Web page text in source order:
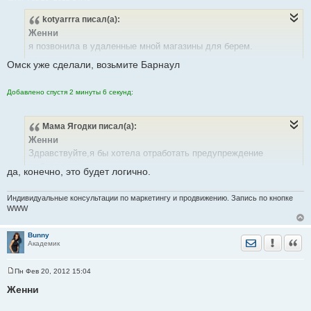
е
kotyarrra писал(а):
Женни
я позвонила в удаленные мной магазины для берем.
могу я взять
Проверить на акутальность информацию и магазинах для
беременных
Омска ?
Омск уже сделали, возьмите Барнаул
Добавлено спустя 2 минуты 6 секунд:
Мама Ягодки писал(а):
Женни
Здравствуйте,я бы хотела отработать предупреждение
выбрала тему:
Собрать информацию информацию о женских консультациях
город Кемерово.
да, конечно, это будет логично.
Индивидуальные консультации по маркетингу и продвижению. Запись по кнопке
WWW
Bunny
Академик
Отправить
о
о
Пн Фев 20, 2012 15:04
Женни